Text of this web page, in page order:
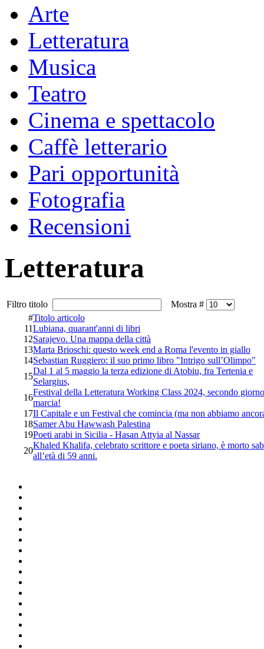
Arte
Letteratura
Musica
Teatro
Cinema e spettacolo
Caffè letterario
Pari opportunità
Fotografia
Recensioni
Letteratura
Filtro titolo
Mostra #
#Titolo articolo
11Lubiana, quarant'anni di libri
12Sarajevo. Una mappa della città
13Marta Brioschi: questo week end a Roma l'evento in giallo
14Sebastian Ruggiero: il suo primo libro "Intrigo sull’Olimpo"
15
Dal 1 al 5 maggio la terza edizione di Atobiu, fra Tertenia e
Selargius,
16
Festival della Letteratura Working Class 2024, secondo
marcia!
17Il Capitale e un Festival che comincia (ma non abbiamo
18Samer Abu Hawwash Palestina
19Poeti arabi in Sicilia - Hasan Attyia al Nassar
20
Khaled Khalifa, celebrato scrittore e poeta siriano, è morto
all’età di 59 anni.